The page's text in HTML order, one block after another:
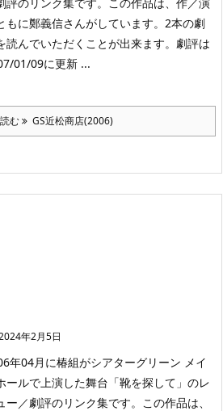
もに鄭義信さんがしています。2本の劇
読んでいただくことが出来ます。劇評は
01/09に更新 ...
む GS近松商店(2006)
年2月5日
年04月に椿組がシアターグリーン メイ
ールで上演した舞台「靴を探して」のレ
ー／劇評のリンク集です。この作品は、